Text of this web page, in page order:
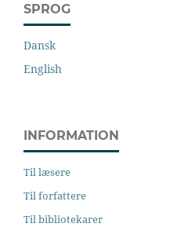
SPROG
Dansk
English
INFORMATION
Til læsere
Til forfattere
Til bibliotekarer